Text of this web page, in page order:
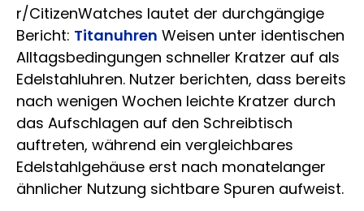
r/CitizenWatches lautet der durchgängige
Bericht: Titanuhren Weisen unter identischen
Alltagsbedingungen schneller Kratzer auf als
Edelstahluhren. Nutzer berichten, dass bereits
nach wenigen Wochen leichte Kratzer durch
das Aufschlagen auf den Schreibtisch
auftreten, während ein vergleichbares
Edelstahlgehäuse erst nach monatelanger
ähnlicher Nutzung sichtbare Spuren aufweist.